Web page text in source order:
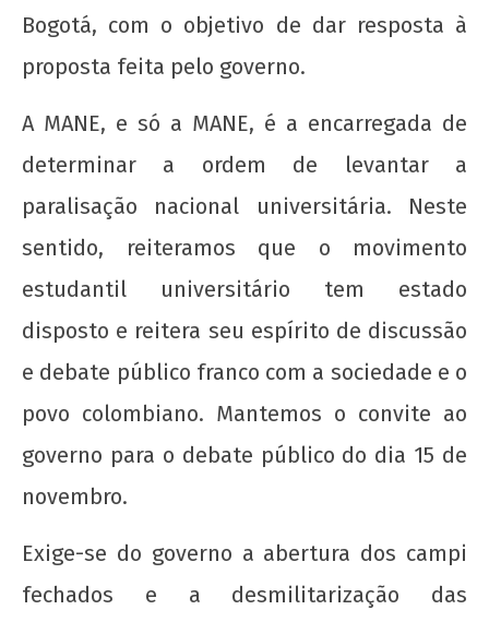
"Novo" Ensino Médio!
22 de
agosto
2012
wp-
admin
socialismo!
22 de
de
wp-
Bogotá, com o objetivo de dar resposta à
proposta feita pelo governo.
A MANE, e só a MANE, é a encarregada de
determinar a ordem de levantar a
paralisação nacional universitária. Neste
sentido, reiteramos que o movimento
estudantil universitário tem estado
disposto e reitera seu espírito de discussão
e debate público franco com a sociedade e o
povo colombiano. Mantemos o convite ao
governo para o debate público do dia 15 de
novembro.
Exige-se do governo a abertura dos campi
fechados e a desmilitarização das